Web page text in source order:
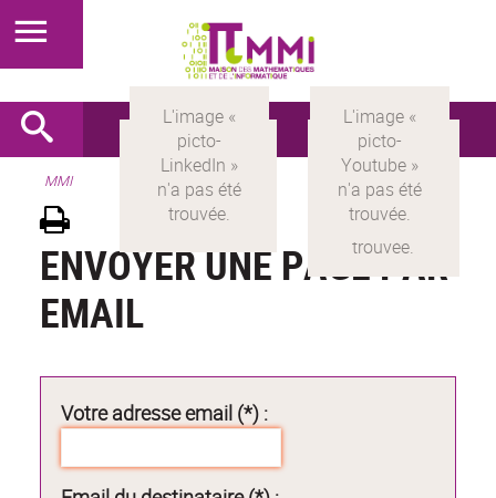
MMI
ENVOYER UNE PAGE PAR
EMAIL
Votre adresse email (*) :